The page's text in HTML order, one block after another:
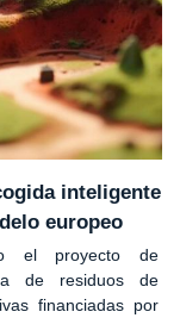
inteligente
europeo
el proyecto de
de residuos de
financiadas por